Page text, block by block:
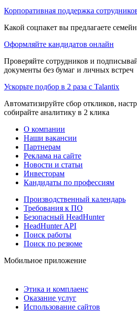
Корпоративная поддержка
Какой соцпакет вы предлагаете
Оформляйте кандидатов онлайн
Проверяйте сотрудников и
документы без бумаг и личных встреч
Ускорьте подбор в 2 раза с Talantix
Автоматизируйте сбор откликов,
собирайте аналитику в 2 клика
О компании
Наши вакансии
Партнерам
Реклама на сайте
Новости и статьи
Инвесторам
Кандидаты по профессиям
Производственный календарь
Требования к ПО
Безопасный HeadHunter
HeadHunter API
Поиск работы
Поиск по резюме
Мобильное приложение
Этика и комплаенс
Оказание услуг
Использование сайтов